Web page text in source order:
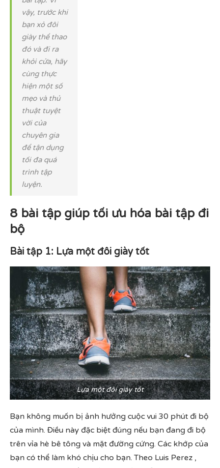
vậy, trước khi
bạn xỏ đôi
giày thể thao
đó và đi ra
khỏi cửa, hãy
cùng thực
hiện một số
mẹo và thủ
thuật tuyệt
vời của
chuyên gia
để tận dụng
tối đa quá
trình tập
luyện.
8 bài tập giúp tối ưu hóa bài tập đi
bộ
Bài tập 1: Lựa một đôi giày tốt
Lựa một đôi giày tốt
Bạn không muốn bị ảnh hưởng cuộc vui 30 phút đi bộ
của mình. Điều này đặc biệt đúng nếu bạn đang đi bộ
trên vỉa hè bê tông và mặt đường cứng. Các khớp của
bạn có thể làm khó chịu cho bạn. Theo Luis Perez ,